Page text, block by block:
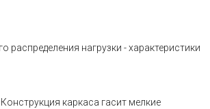
нагрузки - характеристики
каркаса гасит мелкие